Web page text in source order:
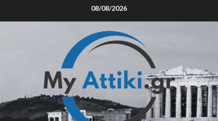
08/08/2026